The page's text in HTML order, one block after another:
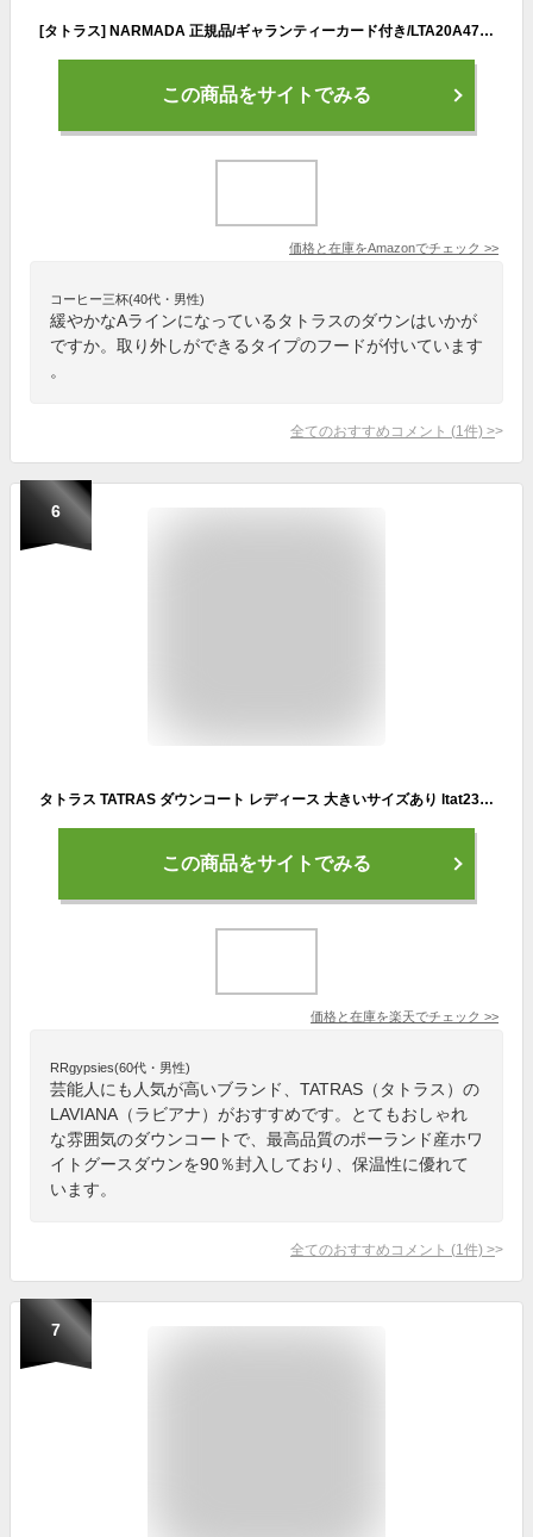
[タトラス] NARMADA 正規品/ギャランティーカード付き/LTA20A4759/NARMADA/ナルマダ/ウール素材/ロング丈 レディース LTA20A4759 BLACK 日本 4 (日本サイズ13 号相当)
この商品をサイトでみる
価格と在庫をAmazonでチェック >>
コーヒー三杯(40代・男性)
緩やかなAラインになっているタトラスのダウンはいかが
ですか。取り外しができるタイプのフードが付いています
。
全てのおすすめコメント (1 件) >
6
タトラス TATRAS ダウンコート レディース 大きいサイズあり ltat23a4571 d ltat24a4571 d LAVIANA ラビアナ【返品送料無料】
この商品をサイトでみる
価格と在庫を楽天でチェック >>
RRgypsies(60代・男性)
芸能人にも人気が高いブランド、TATRAS（タトラス）の
LAVIANA（ラビアナ）がおすすめです。とてもおしゃれ
な雰囲気のダウンコートで、最高品質のポーランド産ホワ
イトグースダウンを90％封入しており、保温性に優れて
います。
全てのおすすめコメント (1 件) >
7